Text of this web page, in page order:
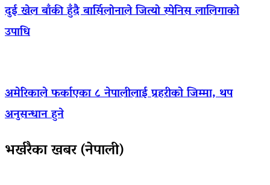
दुई खेल बाँकी हुँदै बार्सिलोनाले जित्यो स्पेनिस लालिगाको
उपाधि
अमेरिकाले फर्काएका ८ नेपालीलाई प्रहरीको जिम्मा, थप
अनुसन्धान हुने
भर्खरैका खबर (नेपाली)